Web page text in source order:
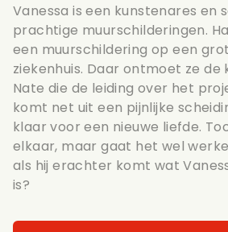
Vanessa is een kunstenares en
prachtige muurschilderingen.
een muurschildering op een
ziekenhuis. Daar ontmoet ze
Nate die de leiding over het
komt net uit een pijnlijke
klaar voor een nieuwe liefde.
elkaar, maar gaat het wel
als hij erachter komt wat
is?